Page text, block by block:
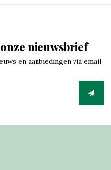
nieuwsbrief
en aanbiedingen via email